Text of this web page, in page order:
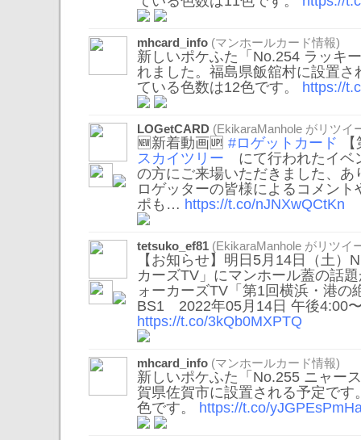
mhcard_info (マンホールカード情報)
新しいポケふた「No.254 ラッキ
れました。福島県飯舘村に設置さ
ている色数は12色です。 https://
LOGetCARD (EkikaraManhole がリツイ
🆕新着動画🆙 #ロゲットカード
スカイツリー にて行われたイベ
の方にご来場いただきました、あ
ロゲッターの皆様によるコメント
ポも… https://t.co/nJNXwQCtKn
tetsuko_ef81 (EkikaraManhole がリツイ
【お知らせ】明日5月14日（土）
カーズTV」にマンホール蓋の話
ォーカーズTV「第1回横浜・港の
BS1 2022年05月14日 午後4:00
https://t.co/3kQb0MXPTQ
mhcard_info (マンホールカード情報)
新しいポケふた「No.255 ニャー
賀県佐賀市に設置される予定で
色です。 https://t.co/